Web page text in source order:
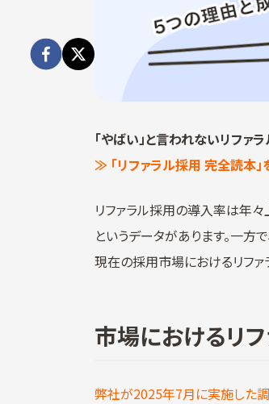
「やばい」と言われないリフ
≫ 「リファラル採用 完全読本
リファラル採用の導入率は年
というデータがあります。一方
現在の採用市場におけるリフ
市場におけるリ
弊社が2025年7月に実施した